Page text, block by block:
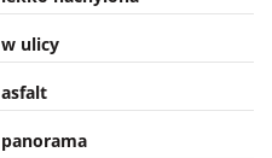
w ulicy
asfalt
panorama